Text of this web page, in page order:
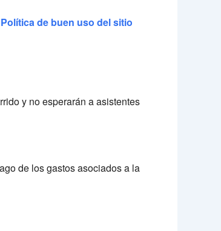
Política de buen uso del sitio
y no esperarán a asistentes
de los gastos asociados a la